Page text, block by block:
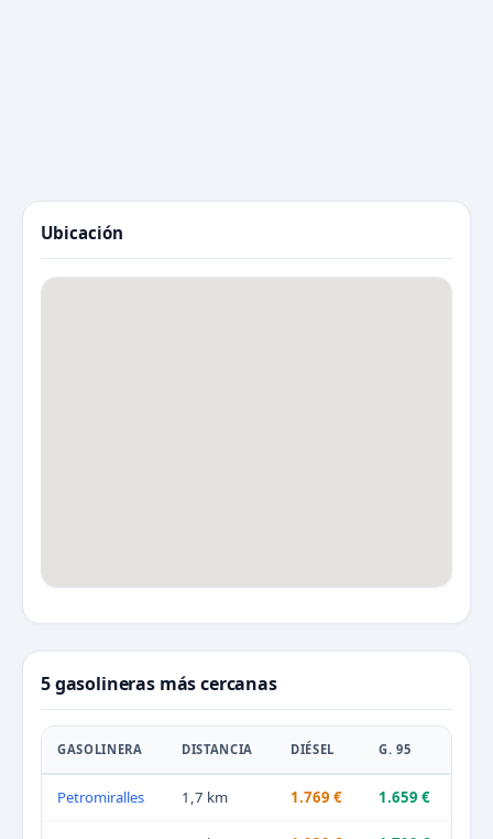
Ubicación
5 gasolineras más cercanas
GASOLINERA DISTANCIA DIÉSEL G. 95
Petromiralles 1,7 km 1.769 € 1.659 €